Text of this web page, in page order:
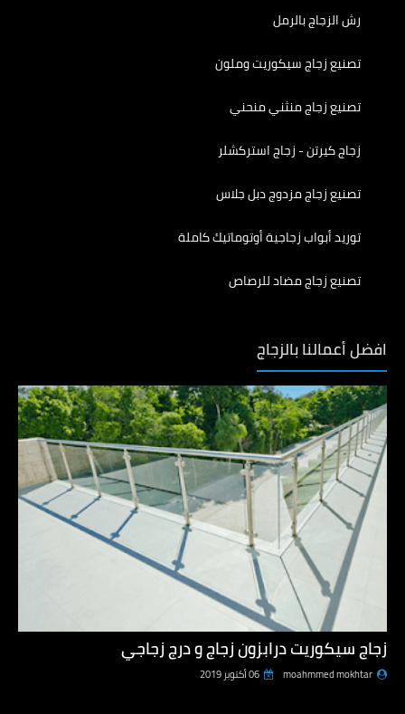
رش الزجاج بالرمل
تصنيع زجاج سيكوريت وملون
تصنيع زجاج منثني منحني
زجاج كيرتن - زجاج استركشلر
تصنيع زجاج مزدوج دبل جلاس
توريد أبواب زجاجية أوتوماتيك كاملة
تصنيع زجاج مضاد للرصاص
افضل أعمالنا بالزجاج
زجاج سيكوريت درابزون زجاج و درج زجاجي
moahmmed mokhtar 06 أكتوبر 2019